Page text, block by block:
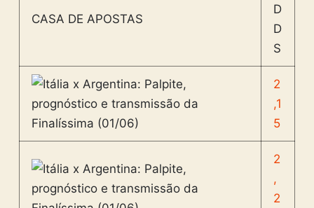
CASA DE APOSTAS
D
D
S
2
,1
5
2
,
2